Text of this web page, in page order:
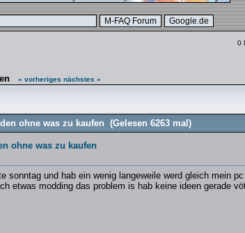
« vorheriges nächstes »
0
ohne was zu kaufen (Gelesen 6263 mal)
ohne was zu kaufen
sonntag und hab ein wenig langeweile werd gleich mein
etwas modding das problem is hab keine ideen gerade